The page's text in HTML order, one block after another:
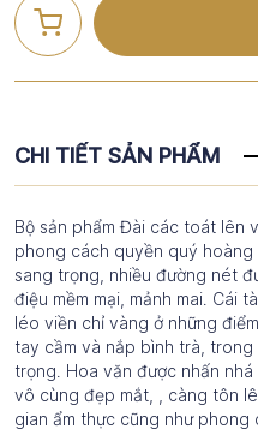
CHI TIẾT SẢN PHẨM
Bộ sản phẩm Đài các toát lên
phong cách quyền quý hoàng
sang trọng, nhiều đường nét
điệu mềm mại, mảnh mai. Cái
léo viền chỉ vàng ở những
tay cầm và nắp bình trà,
trọng. Hoa văn được nhấn
vô cùng đẹp mắt, , càng tôn
gian ẩm thực cũng như phong